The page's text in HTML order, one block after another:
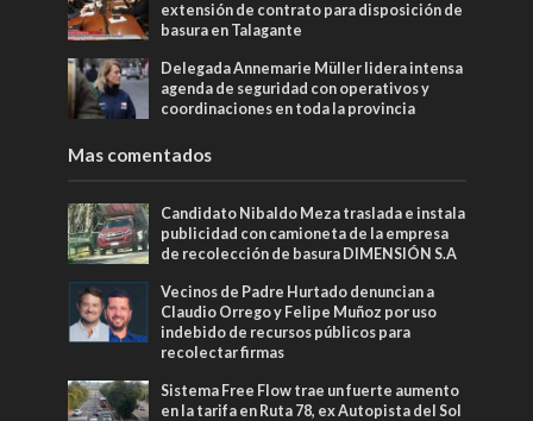
extensión de contrato para disposición de
basura en Talagante
Delegada Annemarie Müller lidera intensa
agenda de seguridad con operativos y
coordinaciones en toda la provincia
Mas comentados
Candidato Nibaldo Meza traslada e instala
publicidad con camioneta de la empresa
de recolección de basura DIMENSIÓN S.A
Vecinos de Padre Hurtado denuncian a
Claudio Orrego y Felipe Muñoz por uso
indebido de recursos públicos para
recolectar firmas
Sistema Free Flow trae un fuerte aumento
en la tarifa en Ruta 78, ex Autopista del Sol